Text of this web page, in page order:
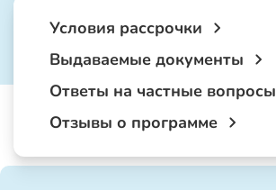
Условия рассрочки
Выдаваемые документы
Ответы на частные вопросы
Отзывы о программе